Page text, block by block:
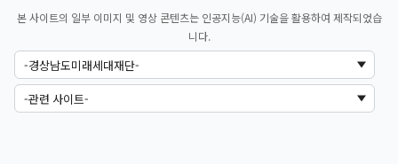
본 사이트의 일부 이미지 및 영상 콘텐츠는 인공지능(AI) 기술을 활용하여 제작되었습
니다.